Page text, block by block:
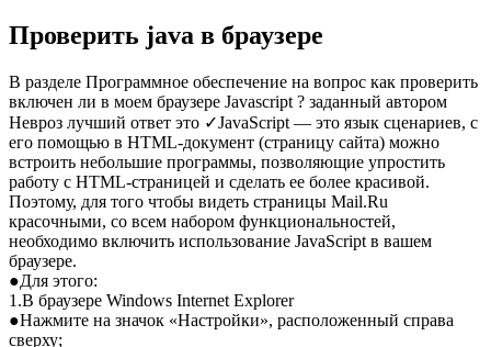
Проверить java в браузере
В разделе Программное обеспечение на вопрос как проверить
включен ли в моем браузере Javascript ? заданный автором
Невроз лучший ответ это ✓JavaScript — это язык сценариев, с
его помощью в HTML-документ (страницу сайта) можно
встроить небольшие программы, позволяющие упростить
работу с HTML-страницей и сделать ее более красивой.
Поэтому, для того чтобы видеть страницы Mail.Ru
красочными, со всем набором функциональностей,
необходимо включить использование JavaScript в вашем
браузере.
●Для этого:
1.В браузере Windows Internet Explorer
●Нажмите на значок «Настройки», расположенный справа
сверху;